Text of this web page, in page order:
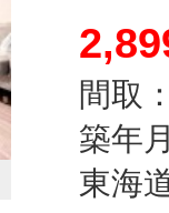
間取
築年
東海